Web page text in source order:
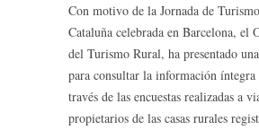
Con motivo de la Jornada de
Cataluña celebrada en Barcelona, el
del Turismo Rural, ha presentado
para consultar la información íntegra
través de las encuestas realizadas a
propietarios de las casas rurales